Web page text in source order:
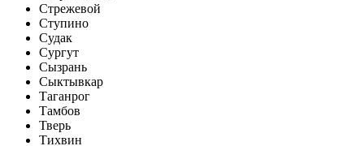
Стрежевой
Ступино
Судак
Сургут
Сызрань
Сыктывкар
Таганрог
Тамбов
Тверь
Тихвин